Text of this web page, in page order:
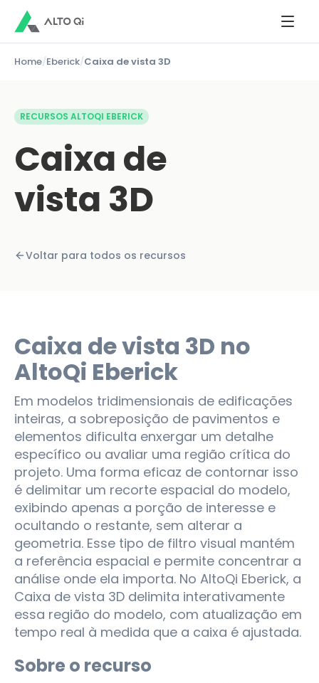
Home/Eberick/Caixa de vista 3D
RECURSOS ALTOQI EBERICK
Caixa de
vista 3D
Voltar para todos os recursos
Caixa de vista 3D no
AltoQi Eberick
Em modelos tridimensionais de edificações
inteiras, a sobreposição de pavimentos e
elementos dificulta enxergar um detalhe
específico ou avaliar uma região crítica do
projeto. Uma forma eficaz de contornar isso
é delimitar um recorte espacial do modelo,
exibindo apenas a porção de interesse e
ocultando o restante, sem alterar a
geometria. Esse tipo de filtro visual mantém
a referência espacial e permite concentrar a
análise onde ela importa. No AltoQi Eberick, a
Caixa de vista 3D delimita interativamente
essa região do modelo, com atualização em
tempo real à medida que a caixa é ajustada.
Sobre o recurso